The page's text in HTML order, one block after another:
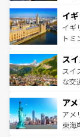
いる
香り
らに
れる
を参
顔を
ルリ
して
は、
ドイ
イ
イギ
トミ
リア
ティ
戦な
ンツ
ス
スイ
な交
の建
博物
こと
ア
アメ
東海